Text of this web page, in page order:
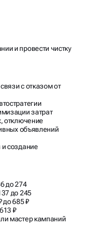
и провести чистку
с отказом от
затрат
отключение
объявлений
и создание
до 274
до 245
до 685 ₽
₽
мастер кампаний